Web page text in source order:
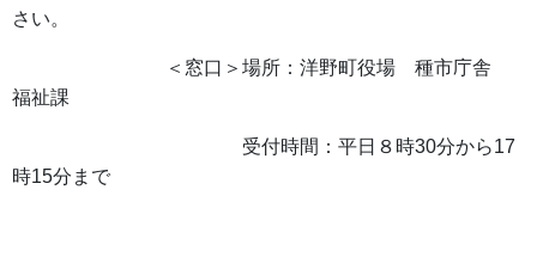
さい。
＜窓口＞場所：洋野町役場 種市庁舎
福祉課
受付時間：平日８時30分から17
時15分まで